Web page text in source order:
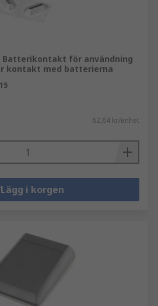
Batterikontakt för användning
kontakt med batterierna
62,64 kr/enhet
Lägg i korgen